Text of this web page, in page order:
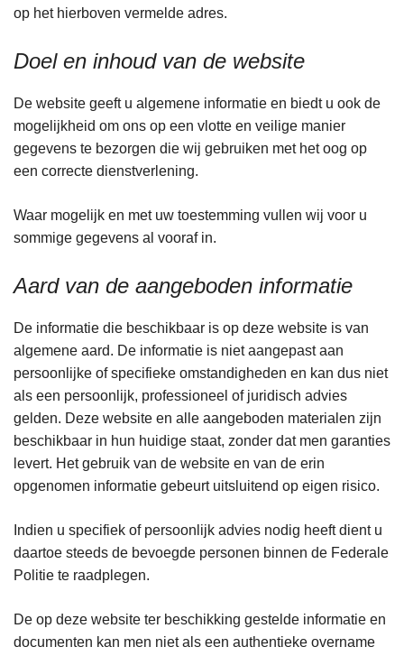
op het hierboven vermelde adres.
Doel en inhoud van de website
De website geeft u algemene informatie en biedt u ook de
mogelijkheid om ons op een vlotte en veilige manier
gegevens te bezorgen die wij gebruiken met het oog op
een correcte dienstverlening.
Waar mogelijk en met uw toestemming vullen wij voor u
sommige gegevens al vooraf in.
Aard van de aangeboden informatie
De informatie die beschikbaar is op deze website is van
algemene aard. De informatie is niet aangepast aan
persoonlijke of specifieke omstandigheden en kan dus niet
als een persoonlijk, professioneel of juridisch advies
gelden. Deze website en alle aangeboden materialen zijn
beschikbaar in hun huidige staat, zonder dat men garanties
levert. Het gebruik van de website en van de erin
opgenomen informatie gebeurt uitsluitend op eigen risico.
Indien u specifiek of persoonlijk advies nodig heeft dient u
daartoe steeds de bevoegde personen binnen de Federale
Politie te raadplegen.
De op deze website ter beschikking gestelde informatie en
documenten kan men niet als een authentieke overname